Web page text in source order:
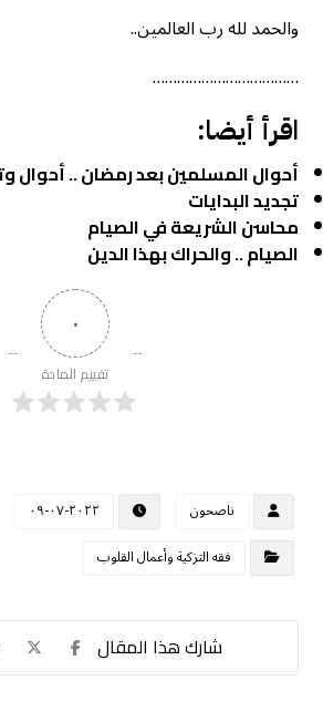
والحمد لله رب العالمين..
………………………………
اقرأ أيضا:
أحوال المسلمين بعد رمضان .. أحوال
تجديد البدايات
محاسن الشريعة في الصيام
الصيام .. والحراك بهذا الدين
٠
تقييم المادة
ناصحون
٢٠٢٢-٠٧-٠٩
فقه التزكية وأعمال القلوب